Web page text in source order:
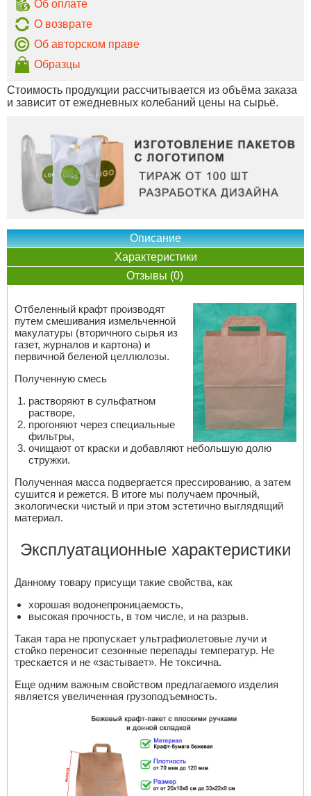
Об оплате
О возврате
Об авторском праве
Образцы
Стоимость продукции рассчитывается из объёма заказа
и зависит от ежедневных колебаний цены на сырьё.
Описание
Характеристики
Отзывы (0)
Отбеленный крафт производят
путем смешивания измельченной
макулатуры (вторичного сырья из
газет, журналов и картона) и
первичной беленой целлюлозы.
Полученную смесь
растворяют в сульфатном
растворе,
прогоняют через специальные
фильтры,
очищают от краски и добавляют небольшую долю
стружки.
Полученная масса подвергается прессированию, а затем
сушится и режется. В итоге мы получаем прочный,
экологически чистый и при этом эстетично выглядящий
материал.
Эксплуатационные характеристики
Данному товару присущи такие свойства, как
хорошая водонепроницаемость,
высокая прочность, в том числе, и на разрыв.
Такая тара не пропускает ультрафиолетовые лучи и
стойко переносит сезонные перепады температур. Не
трескается и не «застывает». Не токсична.
Еще одним важным свойством предлагаемого изделия
является увеличенная грузоподъемность.